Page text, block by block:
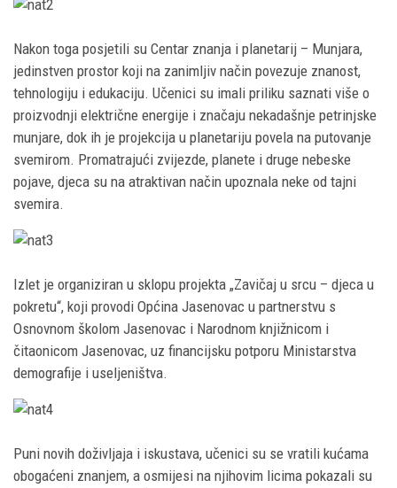
Nakon toga posjetili su Centar znanja i planetarij – Munjara,
jedinstven prostor koji na zanimljiv način povezuje znanost,
tehnologiju i edukaciju. Učenici su imali priliku saznati više o
proizvodnji električne energije i značaju nekadašnje petrinjske
munjare, dok ih je projekcija u planetariju povela na putovanje
svemirom. Promatrajući zvijezde, planete i druge nebeske
pojave, djeca su na atraktivan način upoznala neke od tajni
svemira.
Izlet je organiziran u sklopu projekta „Zavičaj u srcu – djeca u
pokretu“, koji provodi Općina Jasenovac u partnerstvu s
Osnovnom školom Jasenovac i Narodnom knjižnicom i
čitaonicom Jasenovac, uz financijsku potporu Ministarstva
demografije i useljeništva.
Puni novih doživljaja i iskustava, učenici su se vratili kućama
obogaćeni znanjem, a osmijesi na njihovim licima pokazali su